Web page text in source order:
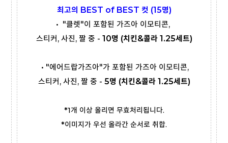
최고의 BEST of BEST 컷 (15명)
• "클렛"이 포함된 가즈아 이모티콘,
스티커, 사진, 짤 중 - 10명 (치킨&콜라 1.25세트)
• "에어드랍가즈아"가 포함된 가즈아 이모티콘,
스티커, 사진, 짤 중 - 5명 (치킨&콜라 1.25세트)
*1개 이상 올리면 무효처리됩니다.
*이미지가 우선 올라간 순서로 취합.